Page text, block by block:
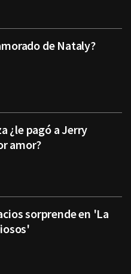
de Nataly?
¿le pagó a Jerry
amor?
sorprende en 'La